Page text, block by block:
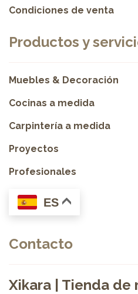
Condiciones de venta
Productos y
Muebles & Decoración
Cocinas a medida
Carpintería a medida
Proyectos
Profesionales
ES
Contacto
Xikara | Tienda de